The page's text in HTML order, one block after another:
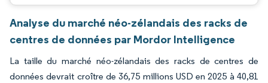
Analyse du marché néo-zélandais des racks de
centres de données par Mordor Intelligence
La taille du marché néo-zélandais des racks de centres de
données devrait croître de 36,75 millions USD en 2025 à 40,81